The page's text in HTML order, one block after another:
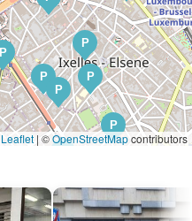
P
P
P
P
P
P
P
Leaflet | ©OpenStreetMapcontributors